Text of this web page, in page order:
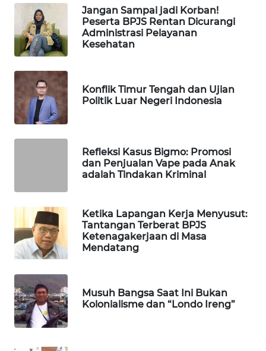
Jangan Sampai jadi Korban!
Peserta BPJS Rentan Dicurangi
Administrasi Pelayanan
Kesehatan
Konflik Timur Tengah dan Ujian
Politik Luar Negeri Indonesia
Refleksi Kasus Bigmo: Promosi
dan Penjualan Vape pada Anak
adalah Tindakan Kriminal
Ketika Lapangan Kerja Menyusut:
Tantangan Terberat BPJS
Ketenagakerjaan di Masa
Mendatang
Musuh Bangsa Saat Ini Bukan
Kolonialisme dan “Londo Ireng”
SPORT
WAHANA
UMKM
WAHANA
SELEB
WAHANA
PERSONA
WAHANA
HEALTH
WAHANA
WISATA
LAPAK
WAHANA